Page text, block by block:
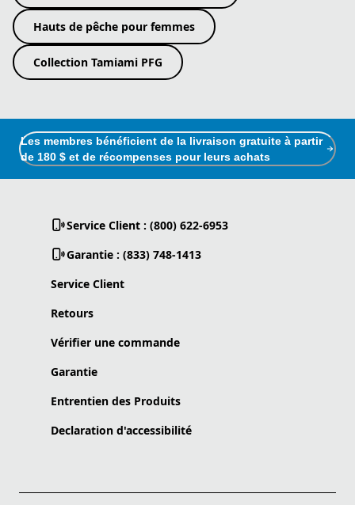
Hauts de pêche pour femmes
Collection Tamiami PFG
Les membres bénéficient de la livraison gratuite à partir
de 180 $ et de récompenses pour leurs achats
Service Client : (800) 622-6953
Garantie : (833) 748-1413
Service Client
Retours
Vérifier une commande
Garantie
Entrentien des Produits
Declaration d'accessibilité